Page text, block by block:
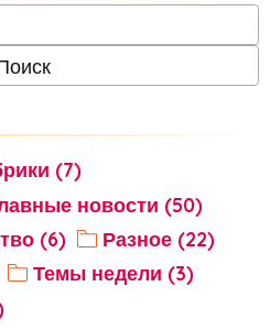
(7)
новости (50)
(6)
Разное (22)
Темы недели (3)